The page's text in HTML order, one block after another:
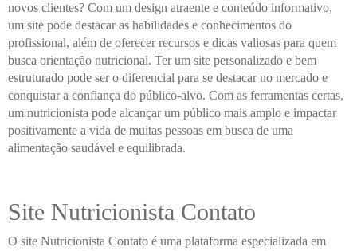
novos clientes? Com um design atraente e conteúdo informativo,
um site pode destacar as habilidades e conhecimentos do
profissional, além de oferecer recursos e dicas valiosas para quem
busca orientação nutricional. Ter um site personalizado e bem
estruturado pode ser o diferencial para se destacar no mercado e
conquistar a confiança do público-alvo. Com as ferramentas certas,
um nutricionista pode alcançar um público mais amplo e impactar
positivamente a vida de muitas pessoas em busca de uma
alimentação saudável e equilibrada.
Site Nutricionista Contato
O site Nutricionista Contato é uma plataforma especializada em